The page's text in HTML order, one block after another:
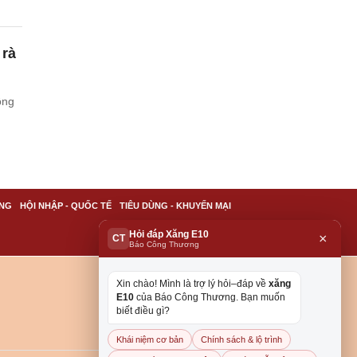
HỘI NHẬP - QUỐC TẾ TIÊU DÙNG - KHUYẾN MẠI
CT Hỏi đáp Xăng E10
Báo Công Thương ×
Xin chào! Mình là trợ lý hỏi–đáp về xăng
E10 của Báo Công Thương. Bạn muốn
biết điều gì?
Khái niệm cơ bản Chính sách & lộ trình